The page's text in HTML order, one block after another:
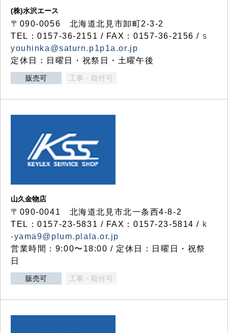
(株)水沢エース
〒090-0056 北海道北見市卸町2-3-2
TEL：0157-36-2151 / FAX：0157-36-2156 / s
youhinka@saturn.p1p1a.or.jp
定休日：日曜日・祝祭日・土曜午後
販売可 工事・取付可
山久金物店
〒090-0041 北海道北見市北一条西4-8-2
TEL：0157-23-5831 / FAX：0157-23-5814 / k
-yama9@plum.plala.or.jp
営業時間：9:00〜18:00 / 定休日：日曜日・祝祭
日
販売可 工事・取付可